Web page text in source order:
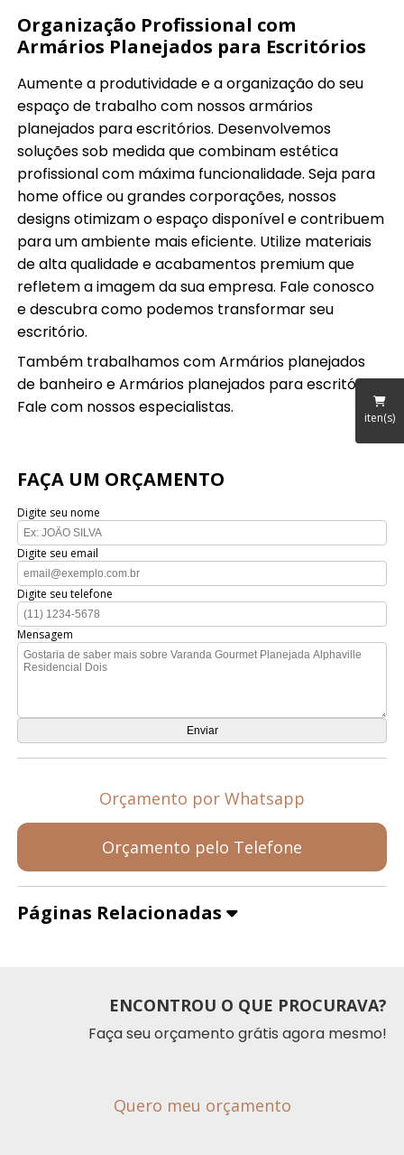
iten(s)
Organização Profissional com
Armários Planejados para Escritórios
Aumente a produtividade e a organização do seu
espaço de trabalho com nossos armários
planejados para escritórios. Desenvolvemos
soluções sob medida que combinam estética
profissional com máxima funcionalidade. Seja para
home office ou grandes corporações, nossos
designs otimizam o espaço disponível e contribuem
para um ambiente mais eficiente. Utilize materiais
de alta qualidade e acabamentos premium que
refletem a imagem da sua empresa. Fale conosco
e descubra como podemos transformar seu
escritório.
Também trabalhamos com Armários planejados
de banheiro e Armários planejados para escritórios.
Fale com nossos especialistas.
FAÇA UM ORÇAMENTO
Digite seu nome
Digite seu email
Digite seu telefone
Mensagem
Orçamento por Whatsapp
Orçamento pelo Telefone
Páginas Relacionadas
ENCONTROU O QUE PROCURAVA?
Faça seu orçamento grátis agora mesmo!
Quero meu orçamento